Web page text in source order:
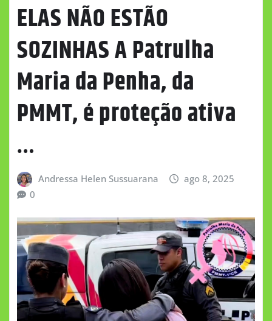
ELAS NÃO ESTÃO
SOZINHAS A Patrulha
Maria da Penha, da
PMMT, é proteção ativa
…
Andressa Helen Sussuarana
ago 8, 2025
0